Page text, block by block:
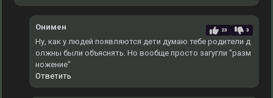
Онимен 23 3
Ну, как у людей появляются дети думаю тебе родители д
олжны были объяснять. Но вообще просто загугли "разм
ножение"
Ответить